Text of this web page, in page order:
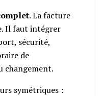
. La facture
Il faut intégrer
sécurité,
de
changement.
symétriques :